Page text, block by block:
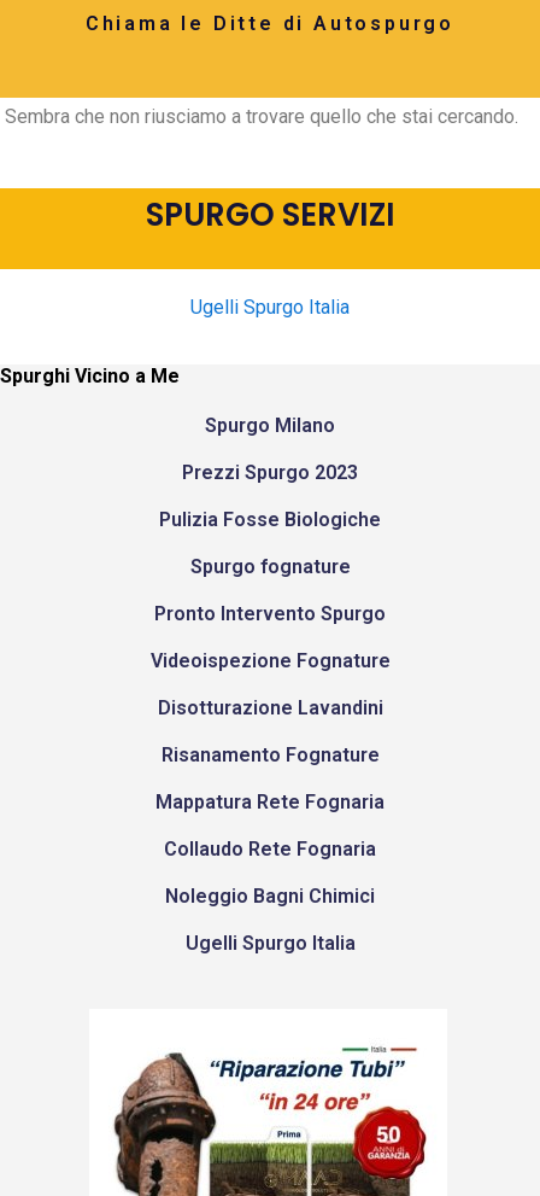
Chiama le Ditte di Autospurgo
Sembra che non riusciamo a trovare quello che stai cercando.
SPURGO SERVIZI
Ugelli Spurgo Italia
Spurghi Vicino a Me
Spurgo Milano
Prezzi Spurgo 2023
Pulizia Fosse Biologiche
Spurgo fognature
Pronto Intervento Spurgo
Videoispezione Fognature
Disotturazione Lavandini
Risanamento Fognature
Mappatura Rete Fognaria
Collaudo Rete Fognaria
Noleggio Bagni Chimici
Ugelli Spurgo Italia